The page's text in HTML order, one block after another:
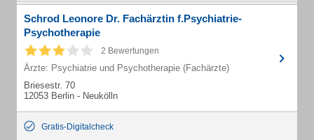
Schrod Leonore Dr. Fachärztin f.Psychiatrie-
Psychotherapie
2 Bewertungen
Ärzte: Psychiatrie und Psychotherapie (Fachärzte)
Briesestr. 70
12053 Berlin - Neukölln
Gratis-Digitalcheck